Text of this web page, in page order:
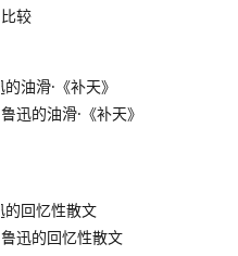
比较
鲁迅的油滑·《补天》
鲁迅的回忆性散文